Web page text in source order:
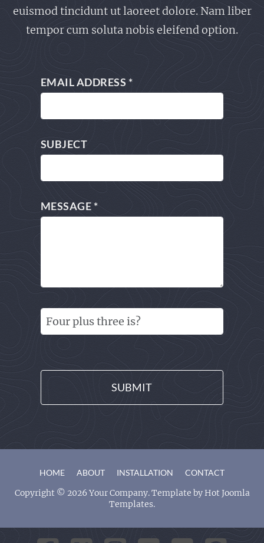
euismod tincidunt ut laoreet dolore. Nam liber
tempor cum soluta nobis eleifend option.
EMAIL ADDRESS *
SUBJECT
MESSAGE*
HOME ABOUT INSTALLATION CONTACT
Copyright © 2026 Your Company. Template by Hot Joomla
Templates.